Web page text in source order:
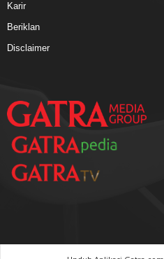
Karir
Beriklan
Disclaimer